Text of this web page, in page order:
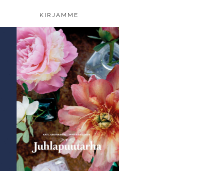
KIRJAMME